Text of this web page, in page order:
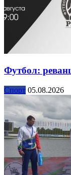
Футбол:
Спорт 05.08.2026